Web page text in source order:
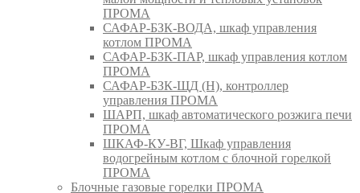
ПРОМА
САФАР-БЗК-ВОДА, шкаф управления
котлом ПРОМА
САФАР-БЗК-ПАР, шкаф управления котлом
ПРОМА
САФАР-БЗК-ЩД (Н), контроллер
управления ПРОМА
ШАРП, шкаф автоматического розжига печи
ПРОМА
ШКАФ-КУ-ВГ, Шкаф управления
водогрейным котлом с блочной горелкой
ПРОМА
Блочные газовые горелки ПРОМА